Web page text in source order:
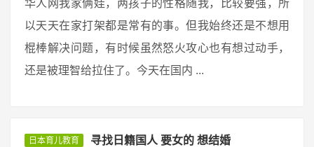
华人网我家俩娃，两孩子的性格随我，比较要强，所
以天天在家打架都是常有的事。但我始终还是不想用
棍棒解决问题，有时候虽然怒火攻心也有想过动手，
还是被理智给拉住了。今天在国内 ...
日本育儿教育 寻找日籍国人 要女的 想结婚